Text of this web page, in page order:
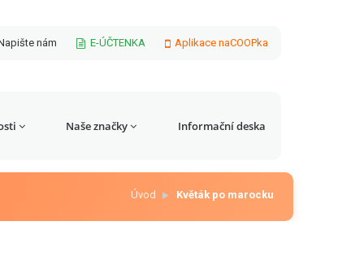
nám E-ÚČTENKA Aplikace naCOOPka
Naše značky Informační deska
Úvod Květák po marocku